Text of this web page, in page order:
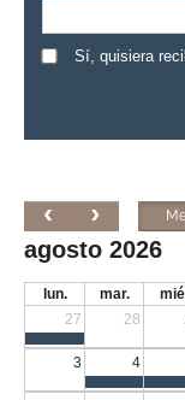
Sí, quisiera
agosto 2026
lun. mar.
27
28
3 4